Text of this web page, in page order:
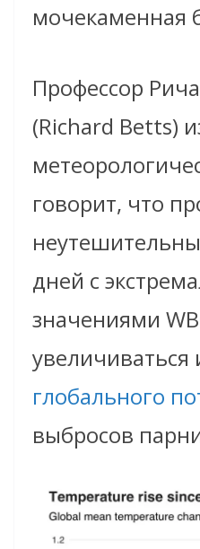
мочекаменная
Профессор
(Richard Betts)
говорит, что
дней с
значениями
увеличиваться
глобального
выбросов